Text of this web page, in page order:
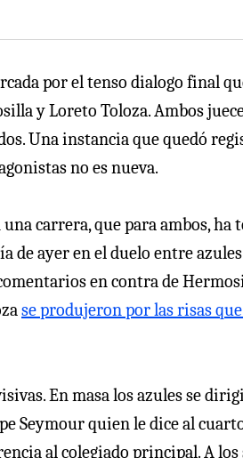
por el tenso dialogo final
y Loreto Toloza. Ambos
Una instancia que quedó
no es nueva.
carrera, que para ambos, ha
ayer en el duelo entre
en contra de
se produjeron por las risas
En masa los azules se
Seymour quien le dice al
al colegiado principal. A los